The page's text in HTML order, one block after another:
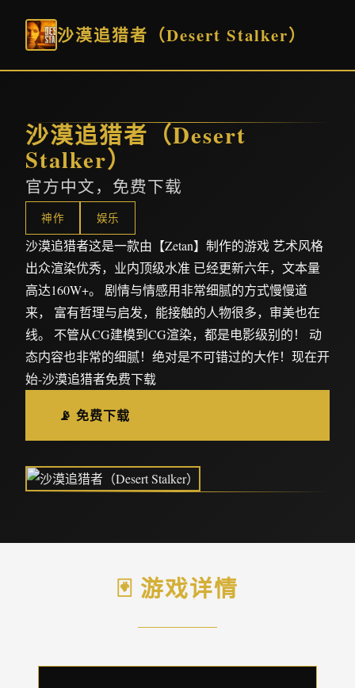
沙漠追猎者（Desert Stalker）
沙漠追猎者（Desert
Stalker）
官方中文，免费下载
神作 娱乐
沙漠追猎者这是一款由【Zetan】制作的游戏 艺术风格
出众渲染优秀，业内顶级水准 已经更新六年，文本量
高达160W+。 剧情与情感用非常细腻的方式慢慢道
来， 富有哲理与启发，能接触的人物很多，审美也在
线。 不管从CG建模到CG渲染，都是电影级别的！ 动
态内容也非常的细腻！绝对是不可错过的大作！现在开
始-沙漠追猎者免费下载
📡 免费下载
🃏 游戏详情